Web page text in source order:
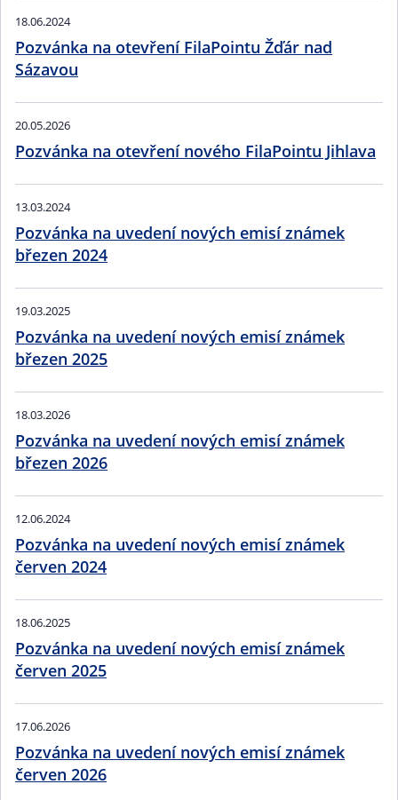
18.06.2024
Pozvánka na otevření FilaPointu Žďár nad
Sázavou
20.05.2026
Pozvánka na otevření nového FilaPointu Jihlava
13.03.2024
Pozvánka na uvedení nových emisí známek
březen 2024
19.03.2025
Pozvánka na uvedení nových emisí známek
březen 2025
18.03.2026
Pozvánka na uvedení nových emisí známek
březen 2026
12.06.2024
Pozvánka na uvedení nových emisí známek
červen 2024
18.06.2025
Pozvánka na uvedení nových emisí známek
červen 2025
17.06.2026
Pozvánka na uvedení nových emisí známek
červen 2026